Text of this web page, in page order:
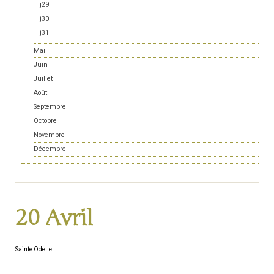
j29
j30
j31
Mai
Juin
Juillet
Août
Septembre
Octobre
Novembre
Décembre
20 Avril
Sainte Odette